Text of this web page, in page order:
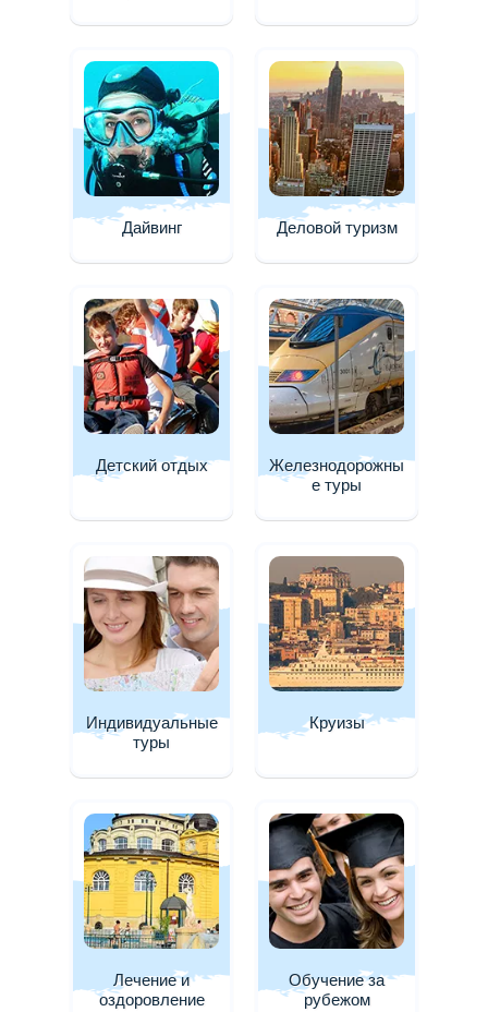
Дайвинг Деловой туризм
Детский отдых
Железнодорожны
е туры
Индивидуальные
туры
Круизы
Лечение и
оздоровление
Обучение за
рубежом